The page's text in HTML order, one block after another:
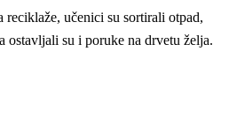
učenici su sortirali otpad,
ostavljali su i poruke na drvetu želja.